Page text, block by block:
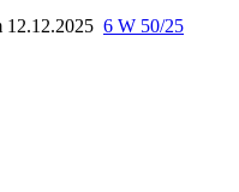
12.12.2025 6 W 50/25